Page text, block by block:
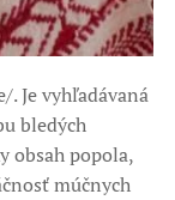
. Je vyhľadávaná
bledých
obsah popola,
múčnych